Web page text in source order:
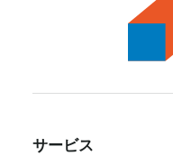
サービス